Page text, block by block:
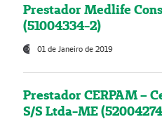
Prestador Medlife
(51004334-2)
01 de Janeiro de 2019
Prestador CERPAM –
S/S Ltda-ME